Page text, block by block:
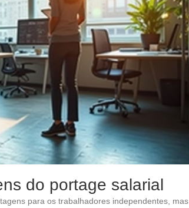
do portage salarial
para os trabalhadores independentes, mas